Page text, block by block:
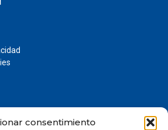
consentimiento
Iniciativa y Apoyo a la Actividad